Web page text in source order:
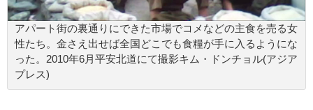
アパート街の裏通りにできた市場でコメなどの主食を売る女
性たち。金さえ出せば全国どこでも食糧が手に入るようにな
った。2010年6月平安北道にて撮影キム・ドンチョル(アジア
プレス)